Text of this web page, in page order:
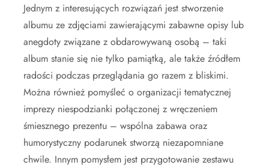
Jednym z interesujących rozwiązań jest stworzenie
albumu ze zdjęciami zawierającymi zabawne opisy lub
anegdoty związane z obdarowywaną osobą – taki
album stanie się nie tylko pamiątką, ale także źródłem
radości podczas przeglądania go razem z bliskimi.
Można również pomyśleć o organizacji tematycznej
imprezy niespodzianki połączonej z wręczeniem
śmiesznego prezentu – wspólna zabawa oraz
humorystyczny podarunek stworzą niezapomniane
chwile. Innym pomysłem jest przygotowanie zestawu